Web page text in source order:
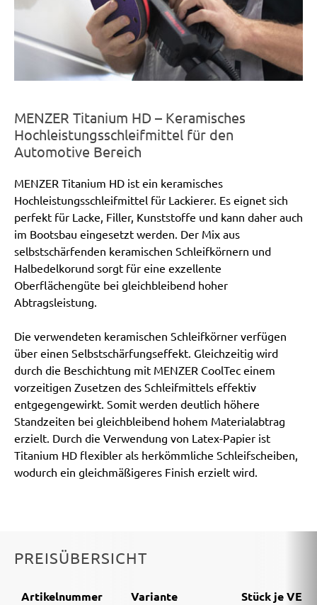
MENZER Titanium HD – Keramisches
Hochleistungsschleifmittel für den
Automotive Bereich
MENZER Titanium HD ist ein keramisches
Hochleistungsschleifmittel für Lackierer. Es eignet sich
perfekt für Lacke, Filler, Kunststoffe und kann daher auch
im Bootsbau eingesetzt werden. Der Mix aus
selbstschärfenden keramischen Schleifkörnern und
Halbedelkorund sorgt für eine exzellente
Oberflächengüte bei gleichbleibend hoher
Abtragsleistung.
Die verwendeten keramischen Schleifkörner verfügen
über einen Selbstschärfungseffekt. Gleichzeitig wird
durch die Beschichtung mit MENZER CoolTec einem
vorzeitigen Zusetzen des Schleifmittels effektiv
entgegengewirkt. Somit werden deutlich höhere
Standzeiten bei gleichbleibend hohem Materialabtrag
erzielt. Durch die Verwendung von Latex-Papier ist
Titanium HD flexibler als herkömmliche Schleifscheiben,
wodurch ein gleichmäßigeres Finish erzielt wird.
PREISÜBERSICHT
Artikelnummer Variante Stück je VE